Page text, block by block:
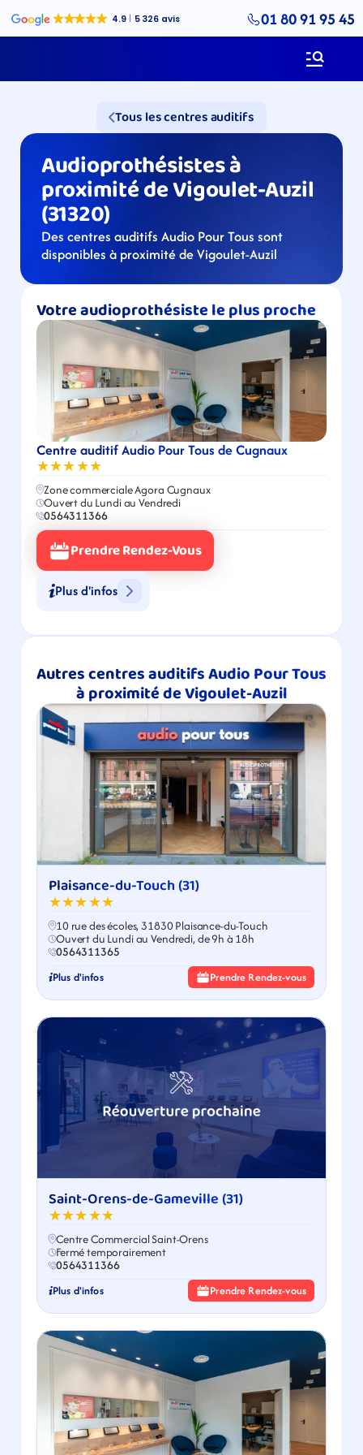
01 80 91 95 45
Tous les centres auditifs
Audioprothésistes à
proximité de Vigoulet-Auzil
(31320)
Des centres auditifs Audio Pour Tous sont
disponibles à proximité de Vigoulet-Auzil
Votre audioprothésiste le plus proche
Centre auditif Audio Pour Tous de Cugnaux
★★★★★
Zone commerciale Agora Cugnaux
Ouvert du Lundi au Vendredi
0564311366
Prendre Rendez-Vous
Plus d'infos
Autres centres auditifs Audio Pour Tous
à proximité de Vigoulet-Auzil
Plaisance-du-Touch (31)
★★★★★
10 rue des écoles, 31830 Plaisance-du-Touch
Ouvert du Lundi au Vendredi, de 9h à 18h
0564311365
Plus d'infos Prendre Rendez-vous
Saint-Orens-de-Gameville (31)
★★★★★
Centre Commercial Saint-Orens
Fermé temporairement
0564311366
Plus d'infos Prendre Rendez-vous